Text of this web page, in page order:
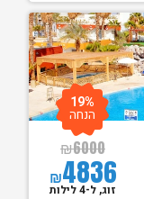
₪6000
₪4836
19%
הנחה
זוג, ל-4 לילות